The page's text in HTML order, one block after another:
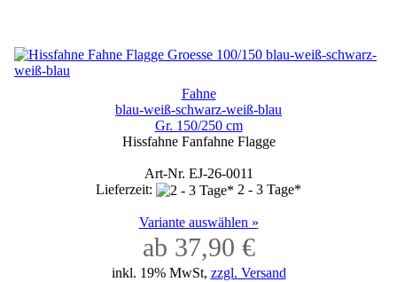
Fahne
blau-weiß-schwarz-weiß-blau
Gr. 150/250 cm
Hissfahne Fanfahne Flagge
Art-Nr. EJ-26-0011
Lieferzeit:
2 - 3 Tage*
Variante auswählen »
ab 37,90 €
inkl. 19% MwSt, zzgl. Versand